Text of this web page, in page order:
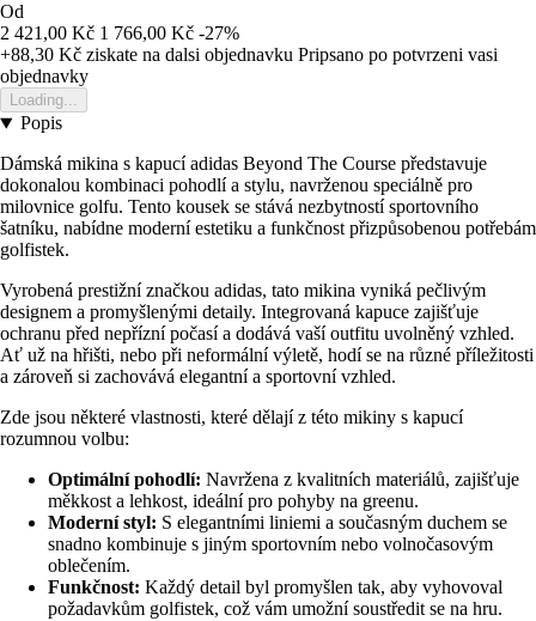
Od
2 421,00 Kč 1 766,00 Kč -27%
+88,30 Kč ziskate na dalsi objednavku Pripsano po potvrzeni vasi
objednavky
Loading...
Popis
Dámská mikina s kapucí adidas Beyond The Course představuje
dokonalou kombinaci pohodlí a stylu, navrženou speciálně pro
milovnice golfu. Tento kousek se stává nezbytností sportovního
šatníku, nabídne moderní estetiku a funkčnost přizpůsobenou potřebám
golfistek.
Vyrobená prestižní značkou adidas, tato mikina vyniká pečlivým
designem a promyšlenými detaily. Integrovaná kapuce zajišťuje
ochranu před nepřízní počasí a dodává vaší outfitu uvolněný vzhled.
Ať už na hřišti, nebo při neformální výletě, hodí se na různé příležitosti
a zároveň si zachovává elegantní a sportovní vzhled.
Zde jsou některé vlastnosti, které dělají z této mikiny s kapucí
rozumnou volbu:
Optimální pohodlí: Navržena z kvalitních materiálů, zajišťuje
měkkost a lehkost, ideální pro pohyby na greenu.
Moderní styl: S elegantními liniemi a současným duchem se
snadno kombinuje s jiným sportovním nebo volnočasovým
oblečením.
Funkčnost: Každý detail byl promyšlen tak, aby vyhovoval
požadavkům golfistek, což vám umožní soustředit se na hru.